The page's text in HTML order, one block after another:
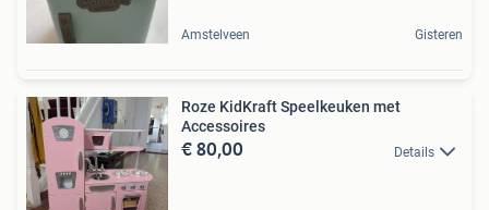
Amstelveen Gisteren
Roze KidKraft Speelkeuken met
Accessoires
€ 80,00 Details